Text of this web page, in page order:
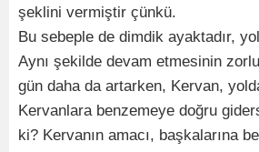
şeklini vermiştir çünkü.
Bu sebeple de dimdik ayaktadır,
Aynı şekilde devam etmesinin
gün daha da artarken, Kervan,
Kervanlara benzemeye doğru
ki? Kervanın amacı, başkalarına